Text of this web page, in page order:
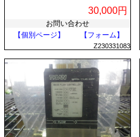
30,000円
お問い合わせ
【個別ページ】
【フォーム】
Z230331083